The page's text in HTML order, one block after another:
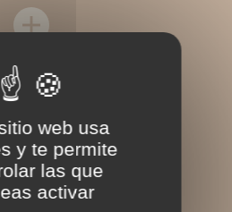
web usa
y te permite
las que
activar